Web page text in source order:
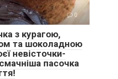
0
з курагою,
та шоколадною
невісточки-
пасочка